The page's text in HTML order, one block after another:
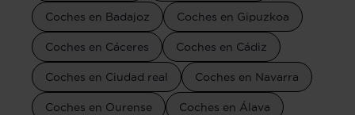
Coches en Badajoz Coches en Gipuzkoa
Coches en Cáceres Coches en Cádiz
Coches en Ciudad real Coches en Navarra
Coches en Ourense Coches en Álava